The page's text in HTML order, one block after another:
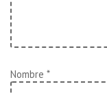
Nombre *